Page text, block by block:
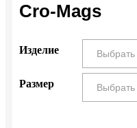
Cro-Mags
Изделие
Размер